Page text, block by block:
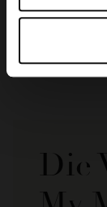
129.99
Die